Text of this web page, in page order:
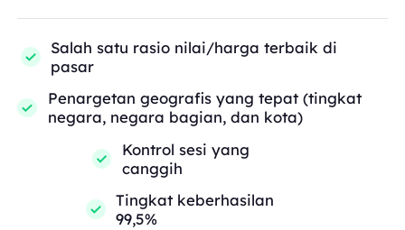
Salah satu rasio nilai/harga terbaik di
pasar
Penargetan geografis yang tepat (tingkat
negara, negara bagian, dan kota)
Kontrol sesi yang
canggih
Tingkat keberhasilan
99,5%